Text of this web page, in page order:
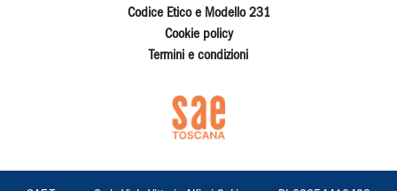
Codice Etico e Modello 231
Cookie policy
Termini e condizioni